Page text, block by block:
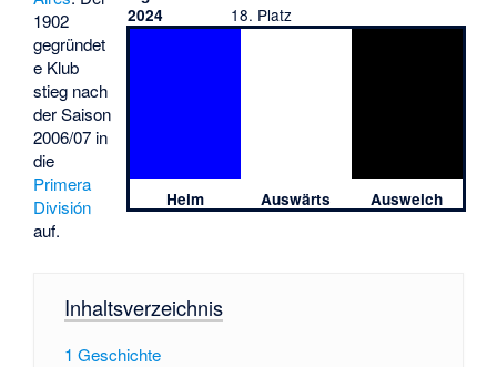
2024 18. Platz
Heim Auswärts Ausweich
1902
gegründet
e Klub
stieg nach
der Saison
2006/07 in
die
Primera
División
auf.
Inhaltsverzeichnis
1 Geschichte